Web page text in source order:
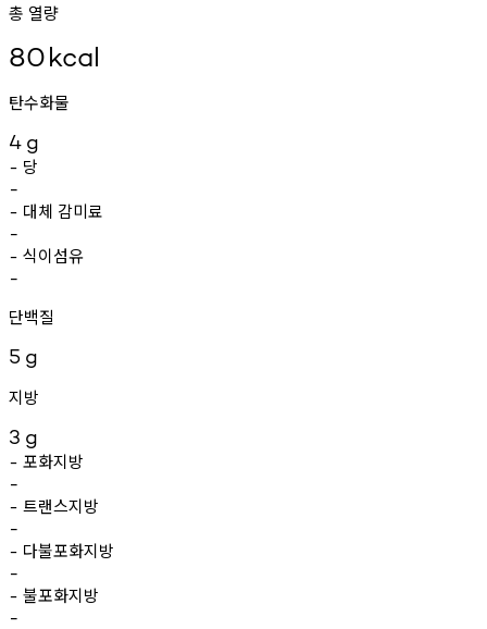
총 열량
80kcal
탄수화물
4 g
- 당
-
- 대체 감미료
-
- 식이섬유
-
단백질
5 g
지방
3 g
- 포화지방
-
- 트랜스지방
-
- 다불포화지방
-
- 불포화지방
-